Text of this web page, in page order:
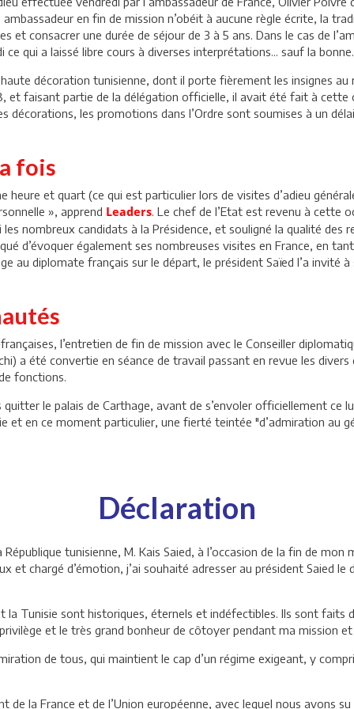
ambassadeur en fin de mission n’obéit à aucune règle écrite, la
consacrer une durée de séjour de 3 à 5 ans. Dans le cas de
ce qui a laissé libre cours à diverses interprétations... sauf la bonne.
décoration tunisienne, dont il porte fièrement les insignes
et faisant partie de la délégation officielle, il avait été fait à cette
décorations, les promotions dans l’Ordre sont soumises à un
fois
heure et quart (ce qui est particulier lors de visites d’adieu
», apprend Leaders. Le chef de l’Etat est revenu à cette
nombreux candidats à la Présidence, et souligné la qualité
d’évoquer également ses nombreuses visites en France, en
au diplomate français sur le départ, le président Saïed l’a invité
l’entretien de fin de mission avec le Conseiller
a été convertie en séance de travail passant en revue les
fonctions.
le palais de Carthage, avant de s’envoler officiellement ce
et en ce moment particulier, une fierté teintée "d’admiration au
Déclaration
tunisienne, M. Kais Saied, à l’occasion de la fin de
et chargé d’émotion, j’ai souhaité adresser au président Saied
la Tunisie sont historiques, éternels et indéfectibles. Ils sont faits
et le très grand bonheur de côtoyer pendant ma mission
de tous, qui maintient le cap d’un régime exigeant, y
la France et de l’Union européenne, avec lequel nous avons